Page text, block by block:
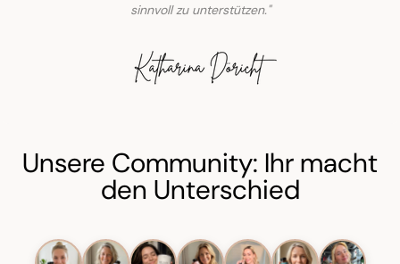
sinnvoll zu unterstützen."
Unsere Community: Ihr macht
den Unterschied